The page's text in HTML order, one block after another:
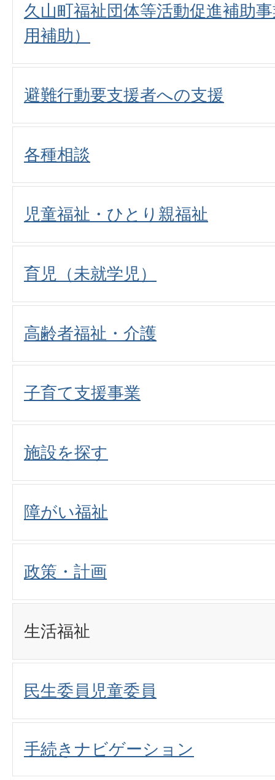
久山町福祉団体等活動促進補助
用補助）
避難行動要支援者への支援
各種相談
児童福祉・ひとり親福祉
育児（未就学児）
高齢者福祉・介護
子育て支援事業
施設を探す
障がい福祉
政策・計画
生活福祉
民生委員児童委員
手続きナビゲーション